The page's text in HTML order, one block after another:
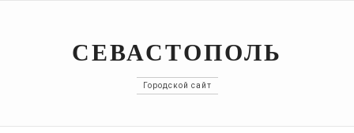
СЕВАСТОПОЛЬ
Городской сайт